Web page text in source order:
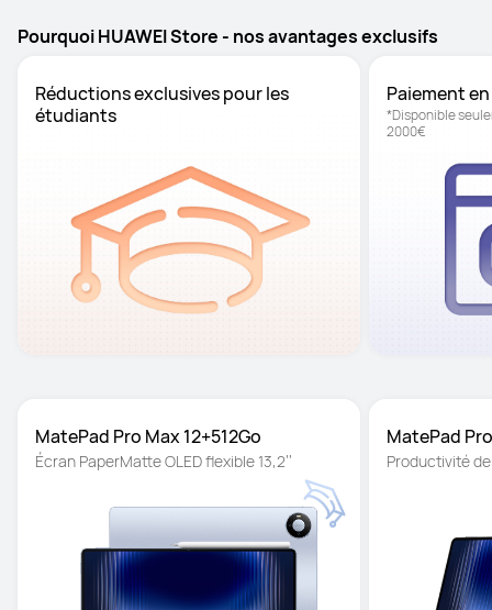
Pourquoi HUAWEI Store - nos avantages exclusifs
Réductions exclusives pour les
étudiants
Paiement
*Disponible
2000€
MatePad Pro Max 12+512Go
Écran PaperMatte OLED flexible 13,2’’
MatePad
Productivité